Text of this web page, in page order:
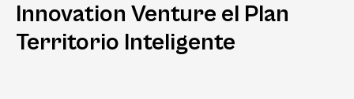
Innovation Venture el Plan
Territorio Inteligente